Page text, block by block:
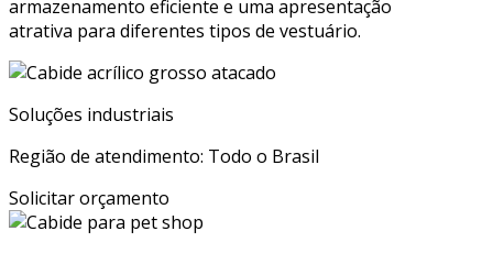
armazenamento eficiente e uma apresentação
atrativa para diferentes tipos de vestuário.
Soluções industriais
Região de atendimento: Todo o Brasil
Solicitar orçamento